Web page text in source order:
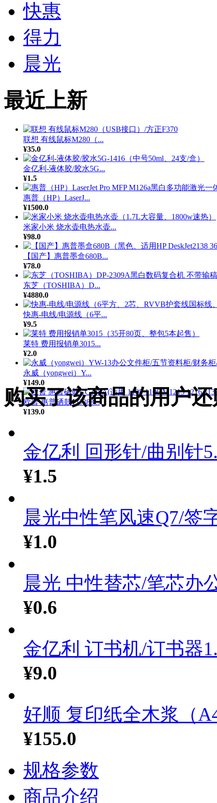
快惠
得力
晨光
最近上新
联想 有线鼠标M280（...
¥35.0
金亿利-液体胶/胶水5G...
¥1.5
惠普（HP）LaserJ...
¥1500.0
米家小米 烧水壶电热水壶...
¥98.0
【国产】惠普墨盒680B...
¥78.0
东芝（TOSHIBA）D...
¥4880.0
快惠-电线/电源线（6平...
¥9.5
莱特 费用报销单3015...
¥2.0
永威（yongwei）Y...
¥149.0
欧普 惠普硒鼓CC388...
¥139.0
购买了该商品的用户
金亿利 回形针/曲别针
¥1.5
晨光中性笔风速Q7/签
¥1.0
晨光 中性替芯/笔芯办
¥0.6
金亿利 订书机/订书器
¥9.0
好顺 复印纸全木浆（
¥155.0
规格参数
商品介绍